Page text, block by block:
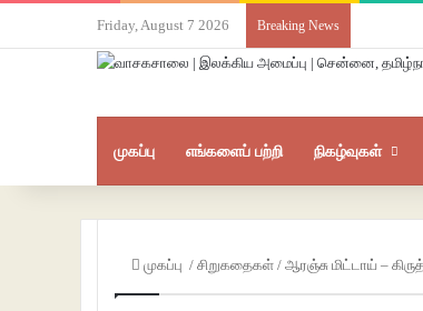
Friday, August 7 2026 Breaking News
முகப்பு எங்களைப் பற்றி நிகழ்வுகள்
முகப்பு / சிறுகதைகள் / ஆரஞ்சு மிட்டாய் –